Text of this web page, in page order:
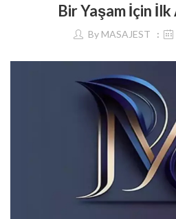
Bir Yaşam İçin İlk
By MASAJEST